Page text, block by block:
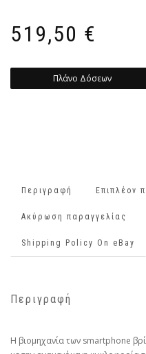
519,50 €
Πλάνο Δόσεων
Περιγραφή Επιπλέον
Ακύρωση παραγγελίας
Shipping Policy On eBay
Περιγραφή
Η βιομηχανία των smartphone